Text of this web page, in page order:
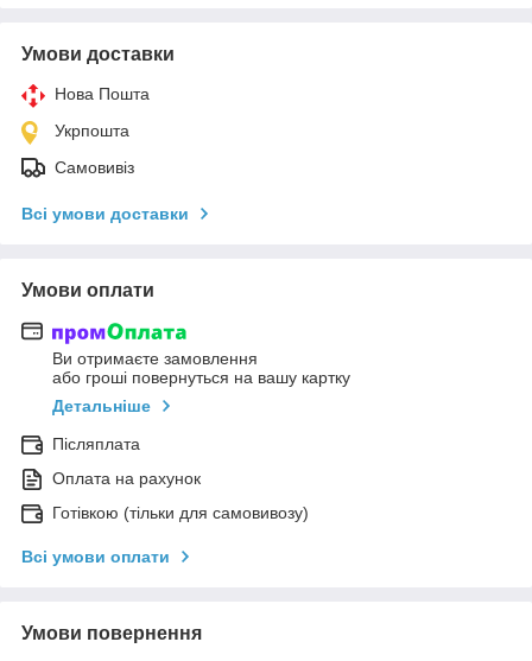
Умови доставки
Нова Пошта
Укрпошта
Самовивіз
Всі умови доставки
Умови оплати
Ви отримаєте замовлення
або гроші повернуться на вашу картку
Детальніше
Післяплата
Оплата на рахунок
Готівкою (тільки для самовивозу)
Всі умови оплати
Умови повернення